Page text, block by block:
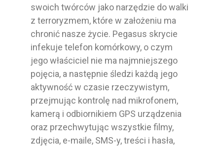
swoich twórców jako narzędzie do walki
z terroryzmem, które w założeniu ma
chronić nasze życie. Pegasus skrycie
infekuje telefon komórkowy, o czym
jego właściciel nie ma najmniejszego
pojęcia, a następnie śledzi każdą jego
aktywność w czasie rzeczywistym,
przejmując kontrolę nad mikrofonem,
kamerą i odbiornikiem GPS urządzenia
oraz przechwytując wszystkie filmy,
zdjęcia, e-maile, SMS-y, treści i hasła,